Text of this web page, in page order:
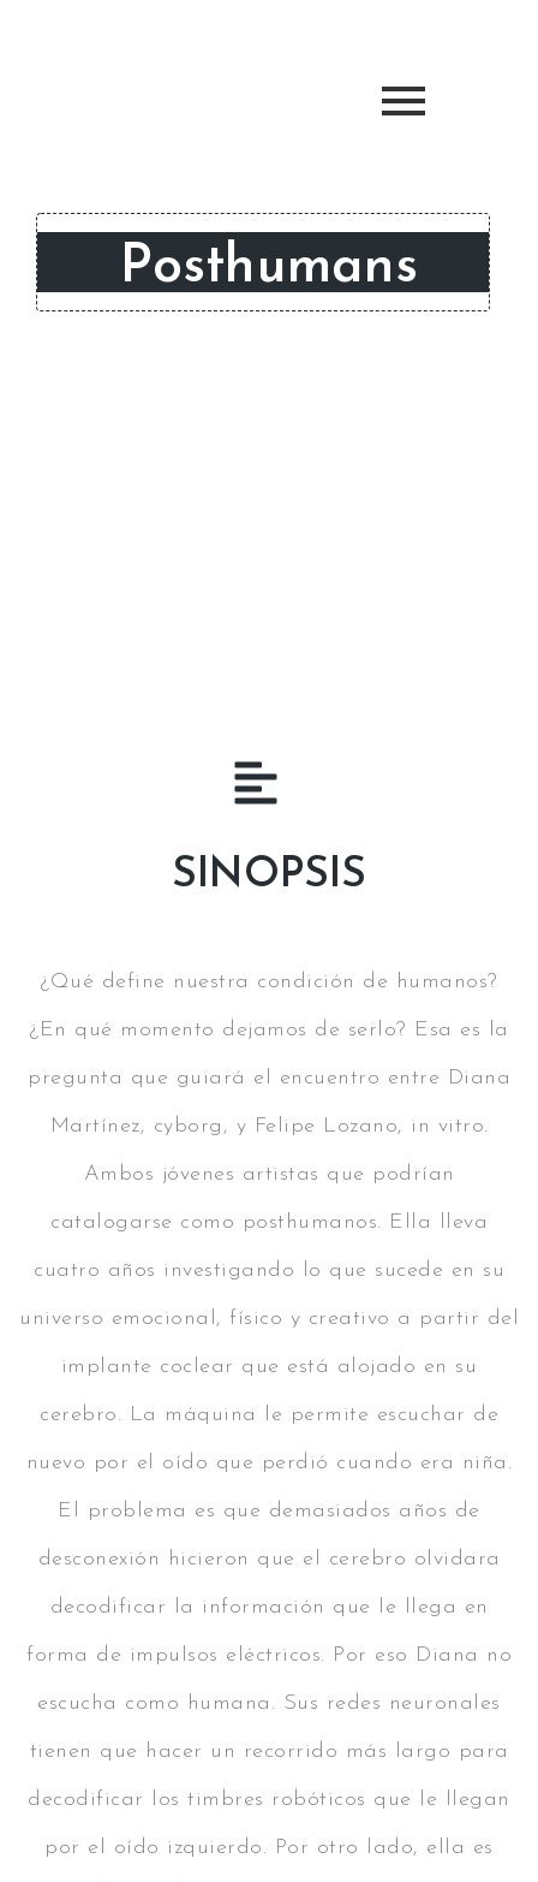
Posthumans
SINOPSIS
¿Qué define nuestra condición de humanos?
¿En qué momento dejamos de serlo? Esa es la
pregunta que guiará el encuentro entre Diana
Martínez, cyborg, y Felipe Lozano, in vitro.
Ambos jóvenes artistas que podrían
catalogarse como posthumanos. Ella lleva
cuatro años investigando lo que sucede en su
universo emocional, físico y creativo a partir del
implante coclear que está alojado en su
cerebro. La máquina le permite escuchar de
nuevo por el oído que perdió cuando era niña.
El problema es que demasiados años de
desconexión hicieron que el cerebro olvidara
decodificar la información que le llega en
forma de impulsos eléctricos. Por eso Diana no
escucha como humana. Sus redes neuronales
tienen que hacer un recorrido más largo para
decodificar los timbres robóticos que le llegan
por el oído izquierdo. Por otro lado, ella es